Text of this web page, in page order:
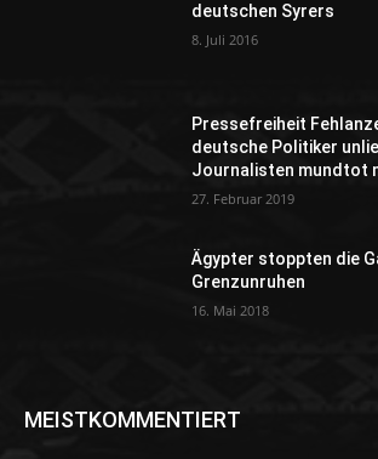
deutschen Syrers
8. Juli 2016
Pressefreiheit
deutsche Politiker
Journalisten mundtot
27. Februar 2019
Ägypter stoppten die
Grenzunruhen
16. Mai 2018
MEISTKOMMENTIERT